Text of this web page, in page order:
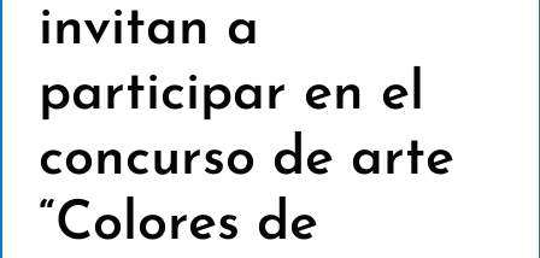
invitan a
participar en el
concurso de arte
“Colores de